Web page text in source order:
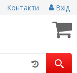
Контакти Вхід